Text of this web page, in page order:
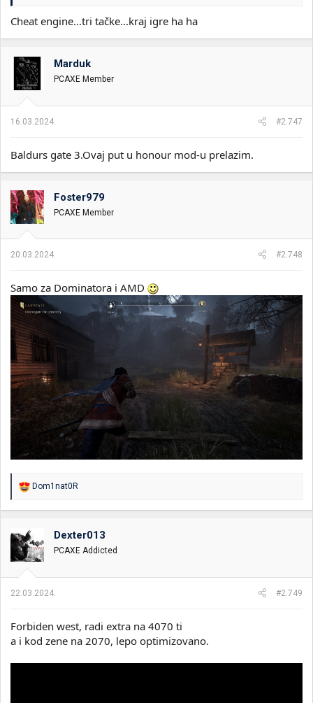
Cheat engine...tri tačke...kraj igre ha ha
Marduk
PCAXE Member
16.03.2024. #2.747
Baldurs gate 3.Ovaj put u honour mod-u prelazim.
Foster979
PCAXE Member
20.03.2024. #2.748
Samo za Dominatora i AMD
R
a
v
a
n
:
Dom1nat0R
Dexter013
PCAXE Addicted
22.03.2024. #2.749
Forbiden west, radi extra na 4070 ti
a i kod zene na 2070, lepo optimizovano.